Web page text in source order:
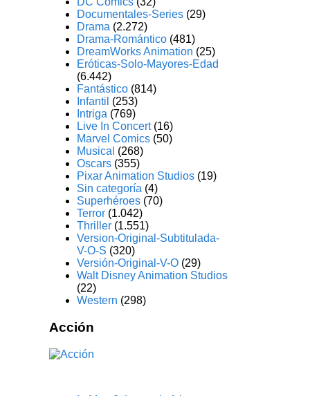
Documentales-Series (29)
Drama (2.272)
Drama-Romántico (481)
DreamWorks Animation (25)
Eróticas-Solo-Mayores-Edad
(6.442)
Fantástico (814)
Infantil (253)
Intriga (769)
Live In Concert(16)
Marvel Comics (50)
Musical (268)
Oscars (355)
Pixar Animation Studios (19)
Sin categoría (4)
Superhéroes (70)
Terror (1.042)
Thriller (1.551)
Version-Original-Subtitulada-
V-O-S (320)
Versión-Original-V-O (29)
Walt Disney Animation Studios
(22)
Western (298)
Acción